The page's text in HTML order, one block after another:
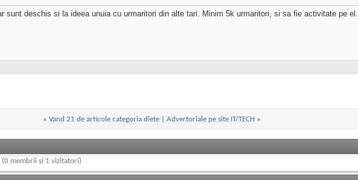
sunt deschis si la ideea unuia cu urmaritori din alte tari. Minim 5k urmaritori, si sa fie activitate pe el.
« Vand 21 de articole categoria diete| Advertoriale pe site IT/TECH »
(0 membrii și 1 vizitatori)